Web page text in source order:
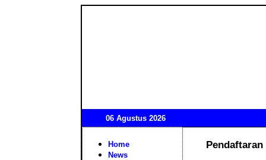
06 Agustus 2026
Home
News
Pendaftaran